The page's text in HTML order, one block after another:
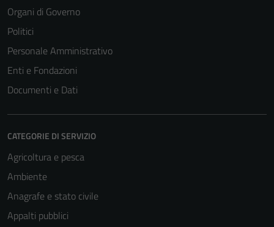
Organi di Governo
Politici
Personale Amministrativo
Enti e Fondazioni
Documenti e Dati
CATEGORIE DI SERVIZIO
Agricoltura e pesca
Ambiente
Anagrafe e stato civile
Appalti pubblici